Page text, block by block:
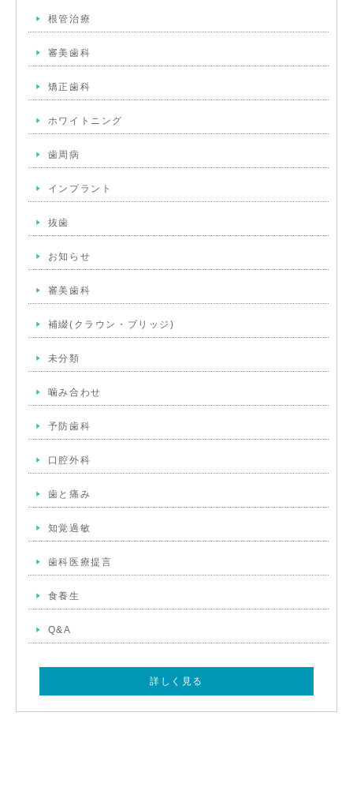
根管治療
審美歯科
矯正歯科
ホワイトニング
歯周病
インプラント
抜歯
お知らせ
審美歯科
補綴(クラウン・ブリッジ)
未分類
噛み合わせ
予防歯科
口腔外科
歯と痛み
知覚過敏
歯科医療提言
食養生
Q&A
詳しく見る